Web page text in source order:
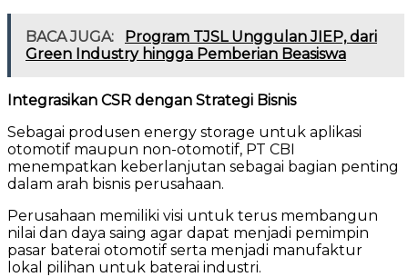
BACA JUGA:
Program TJSL Unggulan JIEP, dari
Green Industry hingga Pemberian Beasiswa
Integrasikan CSR dengan Strategi Bisnis
Sebagai produsen energy storage untuk aplikasi
otomotif maupun non-otomotif, PT CBI
menempatkan keberlanjutan sebagai bagian penting
dalam arah bisnis perusahaan.
Perusahaan memiliki visi untuk terus membangun
nilai dan daya saing agar dapat menjadi pemimpin
pasar baterai otomotif serta menjadi manufaktur
lokal pilihan untuk baterai industri.